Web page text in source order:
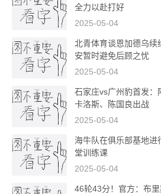
全力以赴打好
2025-05-04
北青体育谈恩加德乌续
安暂时避免后顾之忧
2025-05-04
石家庄vs广州豹首发：
卡洛斯、陈国良出战
2025-05-04
海牛队在俱乐部基地
堂训练课
2025-05-04
46轮43分！官方：布